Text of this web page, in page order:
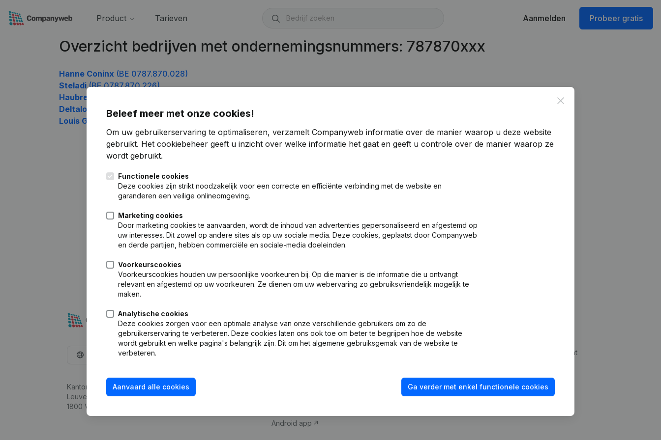
Product Tarieven Aanmelden Probeer gratis
Overzicht bedrijven met ondernemingsnummers: 787870xxx
Hanne Coninx (BE 0787.870.028)
Steladi(BE 0787.870.226)
Haubrechts François
Deltalogic
(BE 0787.870.721)
Louis Goethals
Close
Beleef meer met onze cookies!
Om uw gebruikerservaring te optimaliseren, verzamelt Companyweb informatie over de manier waarop u deze website
gebruikt. Het cookiebeheer geeft u inzicht over welke informatie het gaat en geeft u controle over de manier waarop ze
wordt gebruikt.
Functionele cookies
Deze cookies zijn strikt noodzakelijk voor een correcte en efficiënte verbinding met de website en
garanderen een veilige onlineomgeving.
Marketing cookies
Door marketing cookies te aanvaarden, wordt de inhoud van advertenties gepersonaliseerd en afgestemd op
uw interesses. Dit zowel op andere sites als op uw sociale media. Deze cookies, geplaatst door Companyweb
en derde partijen, hebben commerciële en sociale-media doeleinden.
Voorkeurscookies
Voorkeurscookies houden uw persoonlijke voorkeuren bij. Op die manier is de informatie die u ontvangt
relevant en afgestemd op uw voorkeuren. Ze dienen om uw webervaring zo gebruiksvriendelijk mogelijk te
maken.
Analytische cookies
Deze cookies zorgen voor een optimale analyse van onze verschillende gebruikers om zo de
gebruikerservaring te verbeteren. Deze cookies laten ons ook toe om beter te begrijpen hoe de website
wordt gebruikt en welke pagina's belangrijk zijn. Dit om het algemene gebruiksgemak van de website te
verbeteren.
Aanvaard alle cookies Ga verder met enkel functionele cookies
Nederlands
Kantorenpark Everest
Leuvensesteenweg 248D,
1800 Vilvoorde
Bedrijfsinformatie
Android app
Compliance & fraudepreventie
Kredietwaardigheid checken
Integraties op maat
Contact